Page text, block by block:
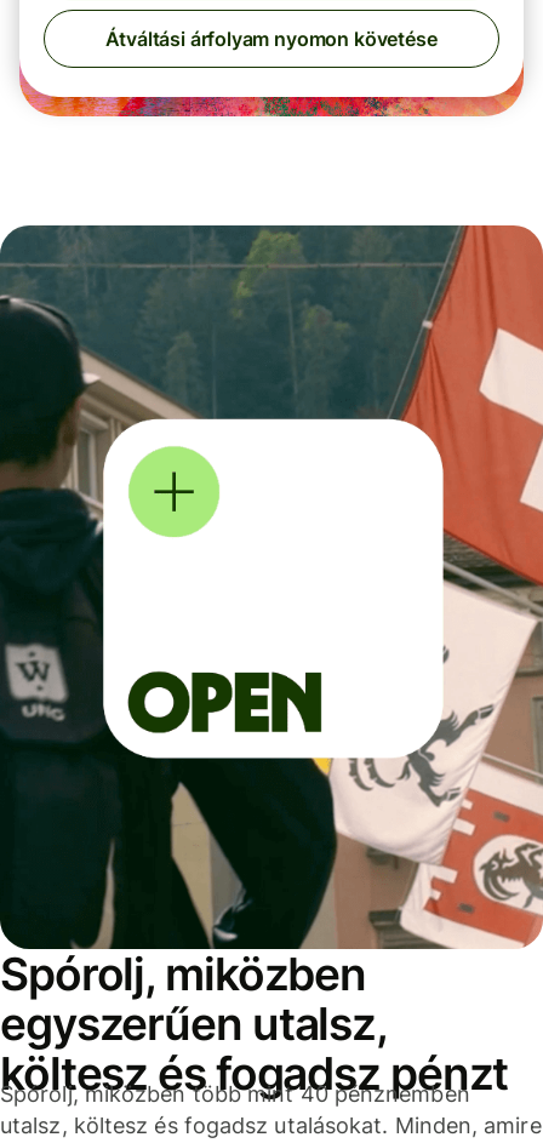
Átváltási árfolyam nyomon követése
Spórolj, miközben
egyszerűen utalsz,
költesz és fogadsz pénzt
Spórolj, miközben több mint 40 pénznemben
utalsz, költesz és fogadsz utalásokat. Minden, amire